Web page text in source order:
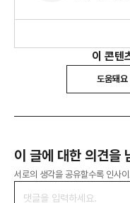
이 콘텐
도움돼요
이 글에 대한 의견을
서로의 생각을 공유할수록 인사